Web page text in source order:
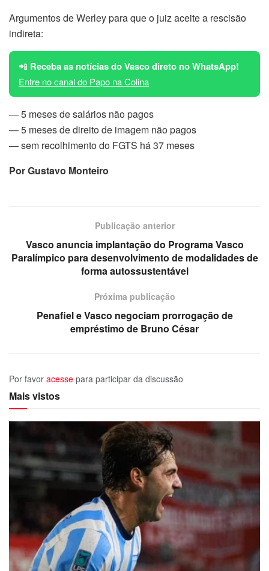
Argumentos de Werley para que o juiz aceite a rescisão
indireta:
📲 Receba as notícias do Vasco direto no WhatsApp!
Entre no canal do Papo na Colina
— 5 meses de salários não pagos
— 5 meses de direito de imagem não pagos
— sem recolhimento do FGTS há 37 meses
Por Gustavo Monteiro
Publicação anterior
Vasco anuncia implantação do Programa Vasco
Paralímpico para desenvolvimento de modalidades de
forma autossustentável
Próxima publicação
Penafiel e Vasco negociam prorrogação de
empréstimo de Bruno César
Por favor acesse para participar da discussão
Mais vistos